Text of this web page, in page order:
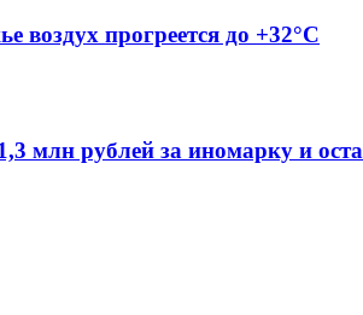
воздух прогреется до +32°C
млн рублей за иномарку и